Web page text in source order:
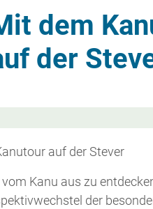
dem
der
auf der Stever
vom Kanu aus zu
der